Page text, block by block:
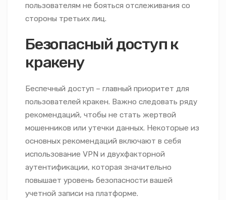
пользователям не бояться отслеживания со
стороны третьих лиц.
Безопасный доступ к
кракену
Беспечный доступ – главный приоритет для
пользователей кракен. Важно следовать ряду
рекомендаций, чтобы не стать жертвой
мошенников или утечки данных. Некоторые из
основных рекомендаций включают в себя
использование VPN и двухфакторной
аутентификации, которая значительно
повышает уровень безопасности вашей
учетной записи на платформе.